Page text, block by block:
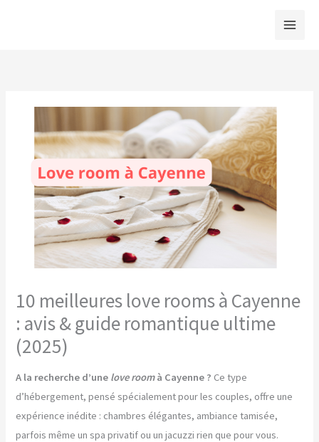
10 meilleures love rooms à Cayenne
: avis & guide romantique ultime
(2025)
A la recherche d’une love roomà Cayenne ? Ce type
d’hébergement, pensé spécialement pour les couples, offre une
expérience inédite : chambres élégantes, ambiance tamisée,
parfois même un spa privatif ou un jacuzzi rien que pour vous.